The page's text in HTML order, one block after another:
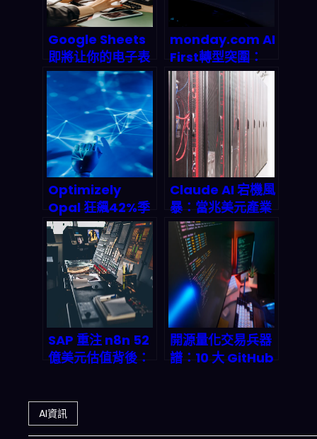
Google Sheets
即將让你的电子表
格自己会「想」？
Gemini 突破性整
合揭示办公软件的
ai终局
monday.com AI
First轉型突圍：
SaaS龍頭如何靠
39.2億營收碾壓市
場預期？
Optimizely
Opal 狂飆42%季
度ARR——AI代理
編排平台如何改寫
企業自動化遊戲規
則？
Claude AI 宕機風
暴：當兆美元產業
的命脈遇上 500
錯誤，企業該如何
存活？
SAP 重注 n8n 52
億美元估值背後：
收入帝國的隱形地
基
開源量化交易兵器
譜：10 大 GitHub
AI資訊